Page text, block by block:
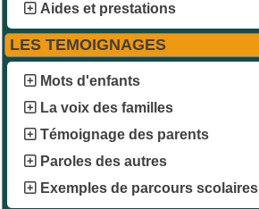
Aides et prestations
LES TEMOIGNAGES
Mots d'enfants
La voix des familles
Témoignage des parents
Paroles des autres
Exemples de parcours scolaires